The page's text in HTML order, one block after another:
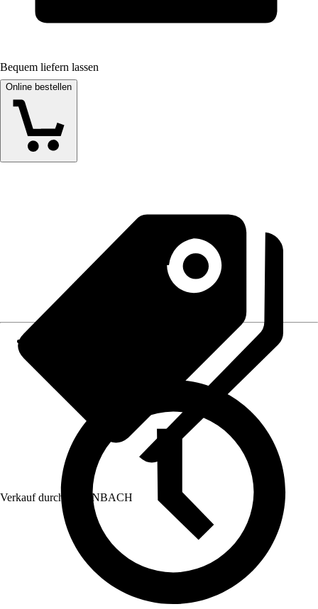
Bequem liefern lassen
Online bestellen
Verkauf durch: HORNBACH